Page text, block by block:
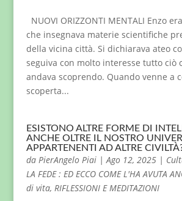
NUOVI ORIZZONTI MENTALI Enzo
che insegnava materie scientifiche
della vicina città. Si dichiarava ateo
seguiva con molto interesse tutto ciò
andava scoprendo. Quando venne a
scoperta...
ESISTONO ALTRE FORME DI
ANCHE OLTRE IL NOSTRO
APPARTENENTI AD ALTRE
da PierAngelo Piai|Ago 12, 2025|
LA FEDE : ED ECCO COME L'HA AVUTA
di vita, RIFLESSIONI E MEDITAZIONI